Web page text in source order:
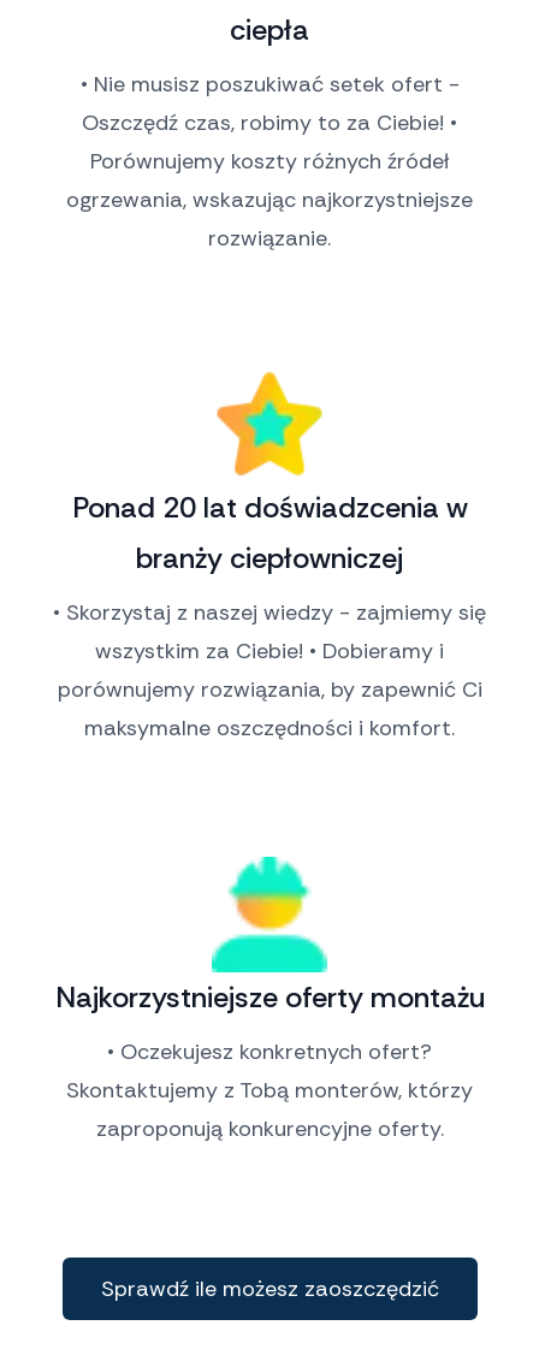
ciepła
• Nie musisz poszukiwać setek ofert -
Oszczędź czas, robimy to za Ciebie! •
Porównujemy koszty różnych źródeł
ogrzewania, wskazując najkorzystniejsze
rozwiązanie.
Ponad 20 lat doświadzcenia w
branży ciepłowniczej
• Skorzystaj z naszej wiedzy - zajmiemy się
wszystkim za Ciebie! • Dobieramy i
porównujemy rozwiązania, by zapewnić Ci
maksymalne oszczędności i komfort.
Najkorzystniejsze oferty montażu
• Oczekujesz konkretnych ofert?
Skontaktujemy z Tobą monterów, którzy
zaproponują konkurencyjne oferty.
Sprawdź ile możesz zaoszczędzić